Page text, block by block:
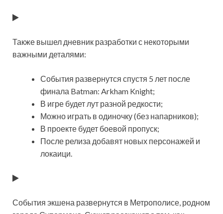
Также вышел дневник разработки с некоторыми
важными деталями:
События развернутся спустя 5 лет после
финала Batman: Arkham Knight;
В игре будет лут разной редкости;
Можно играть в одиночку (без напарников);
В проекте будет боевой пропуск;
После релиза добавят новых персонажей и
локаици.
События экшена развернутся в Метрополисе, родном